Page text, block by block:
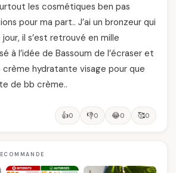
les cosmétiques ben pas
pour ma part.. J’ai un bronzeur qui
il s’est retrouvé en mille
à l’idée de Bassoum de l’écraser et
crème hydratante visage pour que
de bb crème..
👍0 👎0 😂0 🥰0